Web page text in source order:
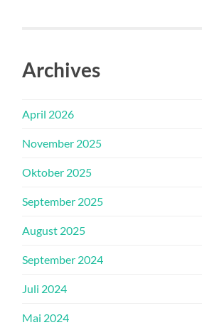
Archives
April 2026
November 2025
Oktober 2025
September 2025
August 2025
September 2024
Juli 2024
Mai 2024